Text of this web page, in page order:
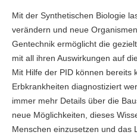
Mit der Synthetischen Biologie
verändern und neue
Gentechnik ermöglicht die
mit all ihren Auswirkungen auf
Mit Hilfe der PID können bereits
Erbkrankheiten diagnostiziert
immer mehr Details über die
neue Möglichkeiten, dieses
Menschen einzusetzen und das